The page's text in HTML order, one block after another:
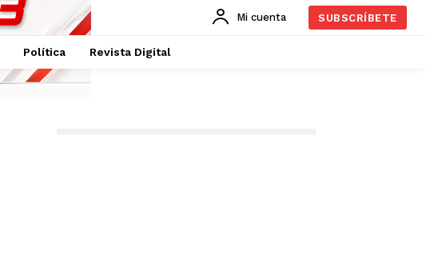
Mi cuenta SUBSCRÍBETE
Política Revista Digital